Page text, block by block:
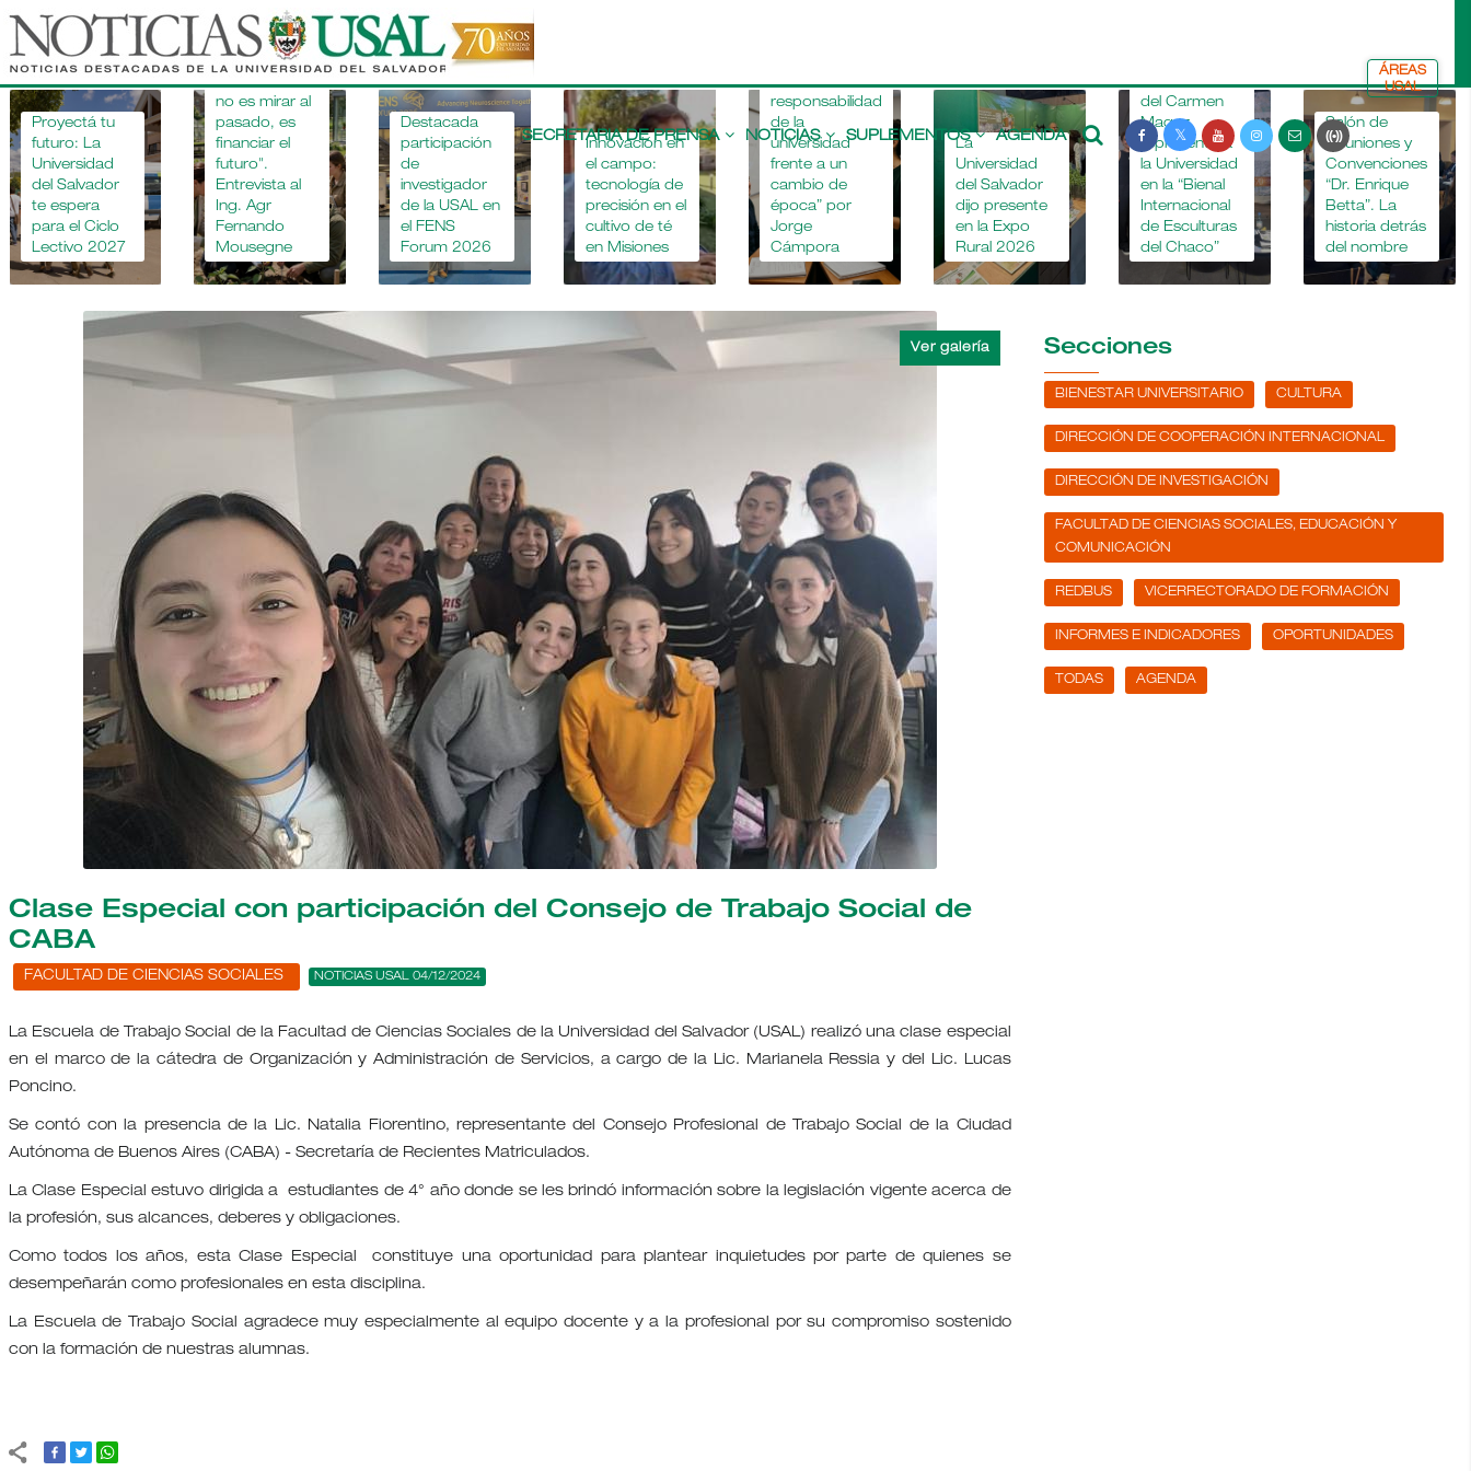
Pasar
contenido
principal
Main
navigation
SECRETARIA DE PRENSA NOTICIAS SUPLEMENTOS AGENDA
ÁREAS
USAL
Proyectá tu
futuro: La
Universidad
del Salvador
te espera
para el Ciclo
Lectivo 2027
"Apostar por
la educación
agropecuaria
no es mirar al
pasado, es
financiar el
futuro".
Entrevista al
Ing. Agr
Fernando
Mousegne
Destacada
participación
de
investigador
de la USAL en
el FENS
Forum 2026
Innovación en
el campo:
tecnología de
precisión en el
cultivo de té
en Misiones
“La
responsabilidad
de la
universidad
frente a un
cambio de
época” por
Jorge
Cámpora
La
Universidad
del Salvador
dijo presente
en la Expo
Rural 2026
La Dra. María
del Carmen
Magaz
representó a
la Universidad
en la “Bienal
Internacional
de Esculturas
del Chaco”
Salón de
Reuniones y
Convenciones
“Dr. Enrique
Betta”. La
historia detrás
del nombre
Clase Especial con participación del Consejo de Trabajo Social de
CABA
FACULTAD DE CIENCIAS SOCIALES NOTICIAS USAL 04/12/2024
La Escuela de Trabajo Social de la Facultad de Ciencias Sociales de la Universidad del Salvador (USAL) realizó una clase especial
en el marco de la cátedra de Organización y Administración de Servicios, a cargo de la Lic. Marianela Ressia y del Lic. Lucas
Poncino.
Se contó con la presencia de la Lic. Natalia Fiorentino, representante del Consejo Profesional de Trabajo Social de la Ciudad
Autónoma de Buenos Aires (CABA) - Secretaría de Recientes Matriculados.
La Clase Especial estuvo dirigida a estudiantes de 4° año donde se les brindó información sobre la legislación vigente acerca de
la profesión, sus alcances, deberes y obligaciones.
Como todos los años, esta Clase Especial constituye una oportunidad para plantear inquietudes por parte de quienes se
desempeñarán como profesionales en esta disciplina.
La Escuela de Trabajo Social agradece muy especialmente al equipo docente y a la profesional por su compromiso sostenido
con la formación de nuestras alumnas.
Secciones
BIENESTAR UNIVERSITARIO CULTURA
DIRECCIÓN DE COOPERACIÓN INTERNACIONAL
DIRECCIÓN DE INVESTIGACIÓN
FACULTAD DE CIENCIAS SOCIALES, EDUCACIÓN Y
COMUNICACIÓN
REDBUS VICERRECTORADO DE FORMACIÓN
INFORMES E INDICADORES OPORTUNIDADES
TODAS AGENDA